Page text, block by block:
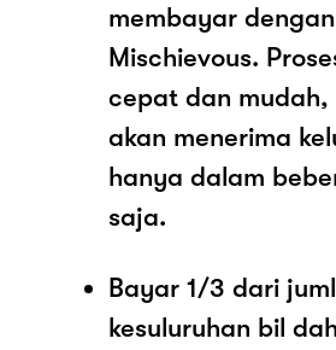
membayar dengan
Mischievous.
cepat dan mudah,
akan menerima
hanya dalam
saja.
Bayar 1/3 dari
kesuluruhan bil